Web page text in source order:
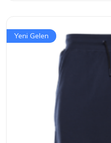
Yeni Gelen